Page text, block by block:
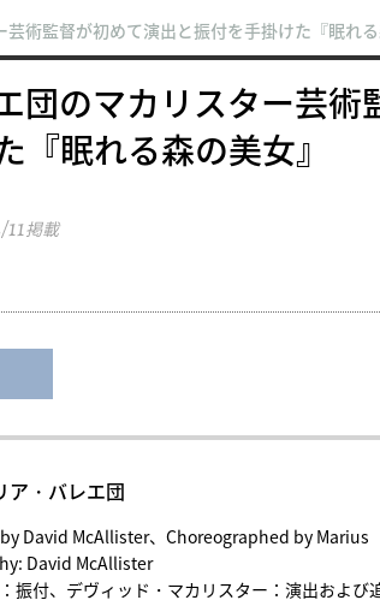
術監督が初めて演出と振付を手掛けた『眠れる
団のマカリスター芸術
『眠れる森の美女』
掲載
ア・バレエ団
David McAllister、Choreographed by Marius
David McAllister
振付、デヴィッド・マカリスター：演出および